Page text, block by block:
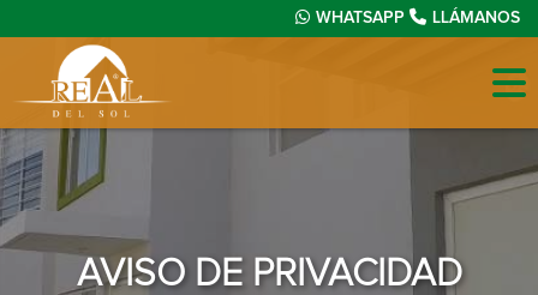
WHATSAPP LLÁMANOS
AVISO DE PRIVACIDAD